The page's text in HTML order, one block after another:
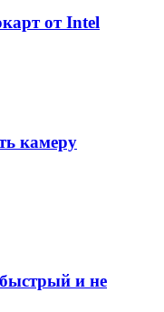
от Intel
камеру
и не